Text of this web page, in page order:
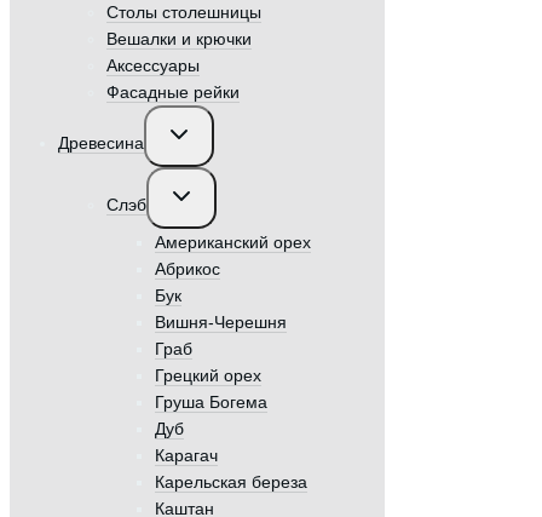
Столы столешницы
Вешалки и крючки
Аксессуары
Фасадные рейки
Древесина
Переключить
дочернее
Слэб
Переключить
дочернее
Американский орех
Абрикос
Бук
Вишня-Черешня
Граб
Грецкий орех
Груша Богема
Дуб
Карагач
Карельская береза
Каштан